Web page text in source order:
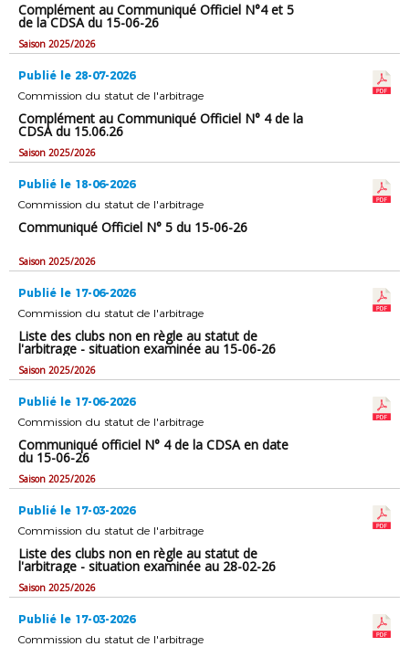
Complément au Communiqué Officiel N°4 et 5
de la CDSA du 15-06-26
Saison 2025/2026
Publié le 28-07-2026
Commission du statut de l'arbitrage
Complément au Communiqué Officiel N° 4 de la
CDSA du 15.06.26
Saison 2025/2026
Publié le 18-06-2026
Commission du statut de l'arbitrage
Communiqué Officiel N° 5 du 15-06-26
Saison 2025/2026
Publié le 17-06-2026
Commission du statut de l'arbitrage
Liste des clubs non en règle au statut de
l'arbitrage - situation examinée au 15-06-26
Saison 2025/2026
Publié le 17-06-2026
Commission du statut de l'arbitrage
Communiqué officiel N° 4 de la CDSA en date
du 15-06-26
Saison 2025/2026
Publié le 17-03-2026
Commission du statut de l'arbitrage
Liste des clubs non en règle au statut de
l'arbitrage - situation examinée au 28-02-26
Saison 2025/2026
Publié le 17-03-2026
Commission du statut de l'arbitrage